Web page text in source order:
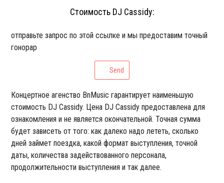
Стоимость DJ Cassidy:
отправьте запрос по этой ссылке и мы предоставим точный
гонорар
Send
Концертное агенство BnMusic гарантирует наименьшую
стоимость DJ Cassidy. Цена DJ Cassidy предоставлена для
ознакомления и не является окончательной. Точная сумма
будет зависеть от того: как далеко надо лететь, сколько
дней займет поездка, какой формат выступления, точной
даты, количества задействованного персонала,
продолжительности выступления и так далее.